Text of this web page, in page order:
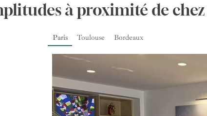
à proximité de
Paris Toulouse Bordeaux